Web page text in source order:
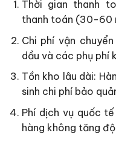
Thời gian thanh
thanh toán (30-60
Chi phí vận
dầu và các phụ phí
Tồn kho lâu dài:
sinh chi phí bảo
Phí dịch vụ quốc
hàng không tăng